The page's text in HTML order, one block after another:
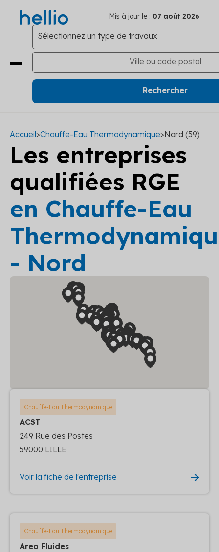
Mis à jour le : 07 août 2026
Accueil>Chauffe-Eau Thermodynamique>Nord (59)
Les entreprises
qualifiées RGE
en Chauffe-Eau
- Nord
Chauffe-Eau Thermodynamique
ACST
249 Rue des Postes
59000 LILLE
Voir la fiche de l'entreprise
Chauffe-Eau Thermodynamique
Areo Fluides